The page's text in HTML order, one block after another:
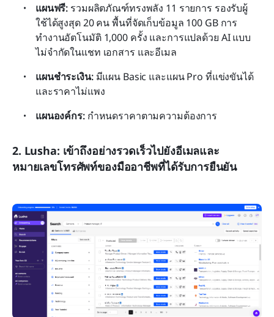
แผนฟรี: รวมผลิตภัณฑ์ทรงพลัง 11 รายการ รองรับผู้
ใช้ได้สูงสุด 20 คน พื้นที่จัดเก็บข้อมูล 100 GB การ
ทำงานอัตโนมัติ 1,000 ครั้ง และการแปลด้วย AI แบบ
ไม่จำกัดในแชท เอกสาร และอีเมล
แผนชำระเงิน: มีแผน Basic และแผน Pro ที่แข่งขันได้
และราคาไม่แพง
แผนองค์กร: กำหนดราคาตามความต้องการ
2. Lusha: เข้าถึงอย่างรวดเร็วไปยังอีเมลและ
หมายเลขโทรศัพท์ของมืออาชีพที่ได้รับการยืนยัน